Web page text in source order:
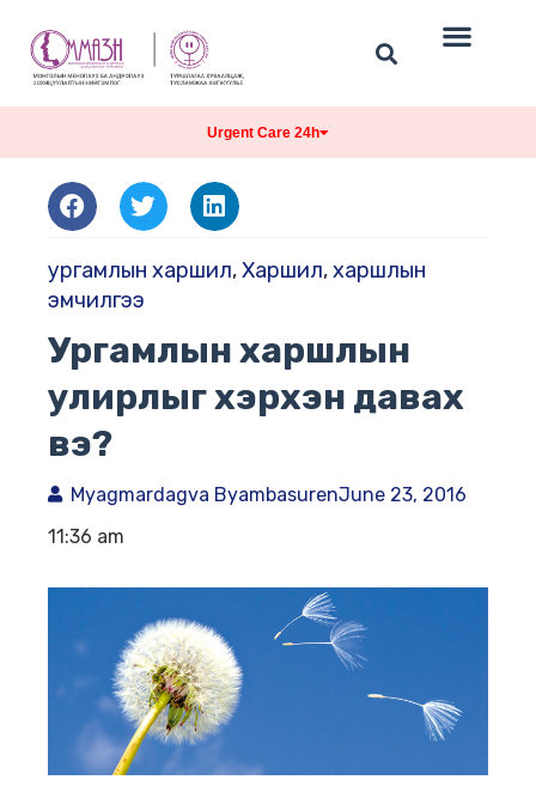
Urgent Care 24h
ургамлын харшил,Харшил,харшлын
эмчилгээ
Ургамлын харшлын
улирлыг хэрхэн давах
вэ?
Myagmardagva ByambasurenJune 23, 2016
11:36 am